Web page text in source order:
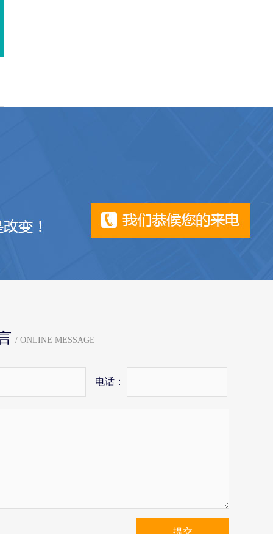
/ ONLINE MESSAGE
电话：
提交